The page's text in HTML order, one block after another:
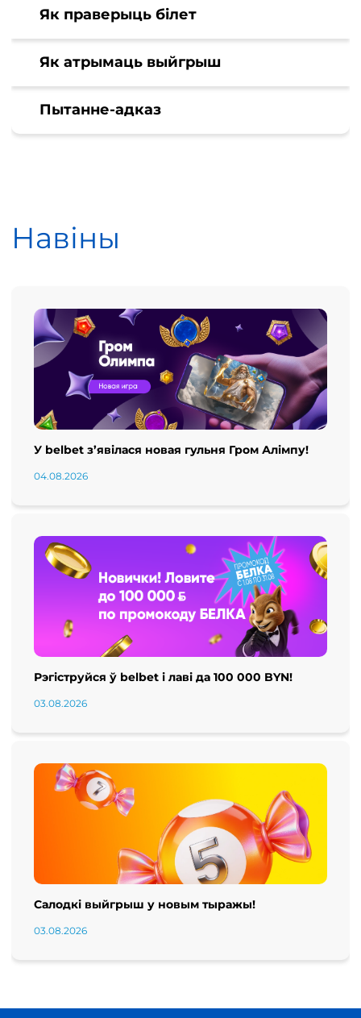
Як праверыць білет
Як атрымаць выйгрыш
Пытанне-адказ
Навіны
У belbet з’явілася новая гульня Гром Алімпу!
04.08.2026
Рэгіструйся ў belbet і лаві да 100 000 BYN!
03.08.2026
Салодкі выйгрыш у новым тыражы!
03.08.2026